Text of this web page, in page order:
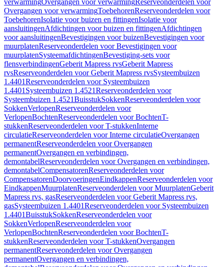
verwarmingOvergangen voor verwarmingReserveonderdelen voor
Overgangen voor verwarmingToebehorenReserveonderdelen voor
ToebehorenIsolatie voor buizen en fittingenIsolatie voor
aansluitingenAfdichtingen voor buizen en fittingenAfdichtingen
voor aansluitingenBevestigingen voor buizenBevestigingen voor
muurplatenReserveonderdelen voor Bevestigingen voor
muurplatenSysteemafdichtingenBevestiging-sets voor
flensverbindingenGeberit Mapress rvsGeberit Mapress
rvsReserveonderdelen voor Geberit Mapress rvsSysteembuizen
1.4401Reserveonderdelen voor Systeembuizen
1.4401 Systeembuizen 1.4521Reserveonderdelen voor
Systeembuizen 1.4521BuisstukSokkenReserveonderdelen voor
SokkenVerlopenReserveonderdelen voor
VerlopenBochtenReserveonderdelen voor BochtenT-
stukkenReserveonderdelen voor T-stukkenInterne
circulatieReserveonderdelen voor Interne circulatieOvergangen
permanentReserveonderdelen voor Overgangen
permanentOvergangen en verbindingen,
demontabelReserveonderdelen voor Overgangen en verbindingen,
demontabelCompensatorenReserveonderdelen voor
CompensatorenDoorvoeringenEindkappenReserveonderdelen voor
EindkappenMuurplatenReserveonderdelen voor MuurplatenGeberit
Mapress rvs, gasReserveonderdelen voor Geberit Mapress rvs,
gasSysteembuizen 1.4401Reserveonderdelen voor Systeembuizen
1.4401BuisstukSokkenReserveonderdelen voor
SokkenVerlopenReserveonderdelen voor
VerlopenBochtenReserveonderdelen voor BochtenT-
stukkenReserveonderdelen voor T-stukkenOvergangen
permanentReserveonderdelen voor Overgangen
permanentOvergangen en verbindingen,